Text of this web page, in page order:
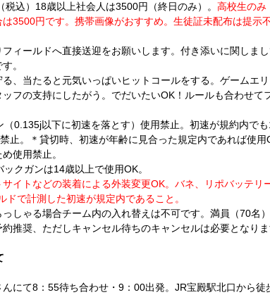
税込）18歳以上社会人は3500円（終日のみ）。 高校生のみ
3500円です。携帯画像がおすすめ。生徒証未配布は提示
フィールドへ直接送迎をお願いします。付き添いに関しま
。
る、当たると元気いっぱいヒットコールをする。ゲームエ
フの支持にしたがう。でだいたいOK！ルールも合わせて
（0.135j以下に初速を落とす）使用禁止。初速が規約内で
止。＊貸切時、初速が年齢に見合った規定内であれば使用
使用禁止。
クガンは14歳以上で使用OK。
サイトなどの装着による外装変更OK。バネ、リポバッテリ
で計測した初速が規定内であること。
っしゃる場合チーム内の入れ替えは不可です。満員（70名
推奨、ただしキャンセル待ちのキャンセルは必要となりま
んにて8：55待ち合わせ・9：00出発。JR宝殿駅北口から徒